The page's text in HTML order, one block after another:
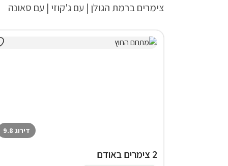
צימרים ברמת הגולן | עם ג'קוזי | עם סאונה
דירוג 9.8
2 צימרים באודם